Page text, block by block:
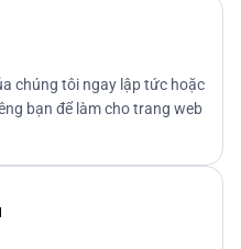
chúng tôi ngay lập tức hoặc
bạn để làm cho trang web